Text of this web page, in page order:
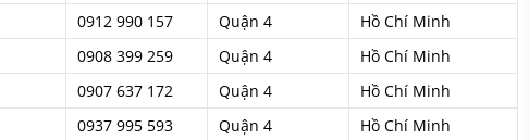
0912 990 157 Quận 4
Hồ Chí Minh
0908 399 259 Quận 4
Hồ Chí Minh
0907 637 172 Quận 4
Hồ Chí Minh
0937 995 593 Quận 4
Hồ Chí Minh